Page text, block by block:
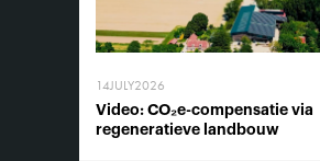
14JULY2026
Video: CO₂e-compensatie via
regeneratieve landbouw